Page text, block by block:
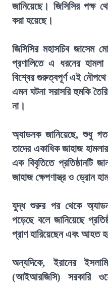
জানিয়েছে। জিসিসির পক্ষ
করা হয়েছে।
জিসিসির মহাসচিব জাসেম
প্রণালিতে এ ধরনের
বিশ্বের গুরুত্বপূর্ণ এই নৌপথে
এমন ঘটনা সরাসরি হুমকি
না।
অ্যাডনক জানিয়েছে, শুধু
তাদের একাধিক জাহাজ
এক বিবৃতিতে প্রতিষ্ঠানটি
জাহাজ ক্ষেপণাস্ত্র ও ড্রোন
যুদ্ধ শুরুর পর থেকে
পড়েছে বলে জানিয়েছে
প্রাণ হারিয়েছেন এবং
অন্যদিকে, ইরানের
(আইআরজিসি) সরকারি